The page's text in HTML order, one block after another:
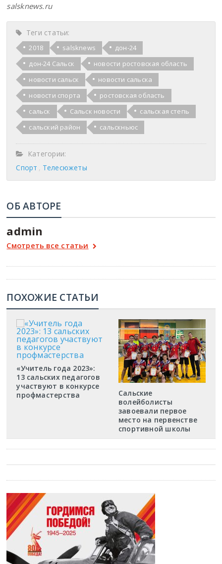
salsknews.ru
Теги статьи:
2018 salsknews
дон-24
дон-24 Сальск
новости ростовская область
новости сальск
новости сальска
новости спорта
ростовская область
сальск
Сальск новости
сальская степь
сальский район
сальскньюс
Категории:
Спорт
Телесюжеты
ОБ АВТОРЕ
admin
Смотреть все статьи
ПОХОЖИЕ СТАТЬИ
«Учитель года 2023»:
13 сальских педагогов
участвуют в конкурсе
профмастерства
Сальские
волейболисты
завоевали первое
место на первенстве
спортивной школы